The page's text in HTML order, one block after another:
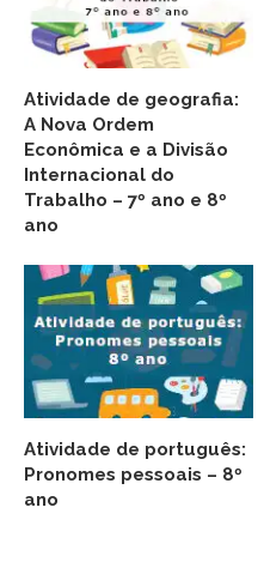
Atividade de geografia:
A Nova Ordem
Econômica e a Divisão
Internacional do
Trabalho – 7º ano e 8º
ano
Atividade de português:
Pronomes pessoais – 8º
ano